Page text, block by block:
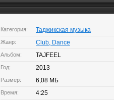
Категория: Таджикская музыка
Жанр: Club, Dance
Альбом: TAJFEEL
Год: 2013
Размер: 6,08 МБ
Время: 4:25